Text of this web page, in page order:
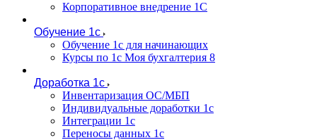
Корпоративное внедрение 1С
Обучение 1с
Обучение 1с для начинающих
Курсы по 1с Моя бухгалтерия 8
Доработка 1с
Инвентаризация ОС/МБП
Индивидуальные доработки 1с
Интеграции 1с
Переносы данных 1с